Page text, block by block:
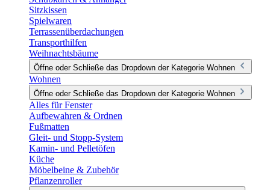
Sitzkissen
Spielwaren
Terrassenüberdachungen
Transporthilfen
Weihnachtsbäume
Öffne oder Schließe das Dropdown der Kategorie Wohnen
Wohnen
Öffne oder Schließe das Dropdown der Kategorie Wohnen
Alles für Fenster
Aufbewahren & Ordnen
Fußmatten
Gleit- und Stopp-System
Kamin- und Pelletöfen
Küche
Möbelbeine & Zubehör
Pflanzenroller